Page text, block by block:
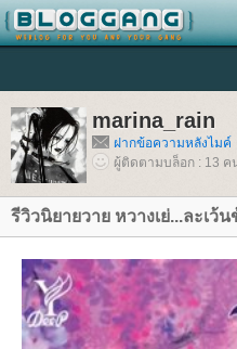
marina_rain
ฝากข้อความหลังไมค์
ผู้ติดตามบล็อก : 13 ค
รีวิวนิยายวาย หวางเย่...ละเว้